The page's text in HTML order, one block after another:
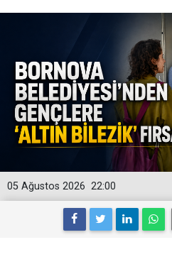
22:00
05 Ağustos 2026